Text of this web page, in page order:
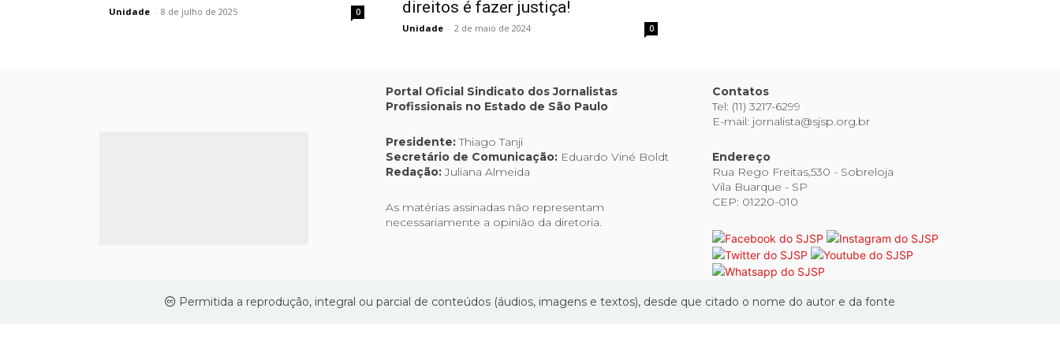
patronal
Unidade - 8 de julho de 2025 0
e
retomar
justiça!
direitos é fazer justiça!
Unidade - 2 de maio de 2024 0
Portal Oficial Sindicato dos Jornalistas
Profissionais no Estado de São Paulo
Presidente:Thiago Tanji
Secretário de Comunicação: Eduardo Viné Boldt
Redação:Juliana Almeida
As matérias assinadas não representam
necessariamente a opinião da diretoria.
Contatos
Tel: (11) 3217-6299
E-mail: jornalista@sjsp.org.br
Endereço
Rua Rego Freitas,530 - Sobreloja
Vila Buarque - SP
CEP: 01220-010
Permitida a reprodução, integral ou parcial de conteúdos (áudios, imagens e textos), desde que citado o nome do autor e da fonte